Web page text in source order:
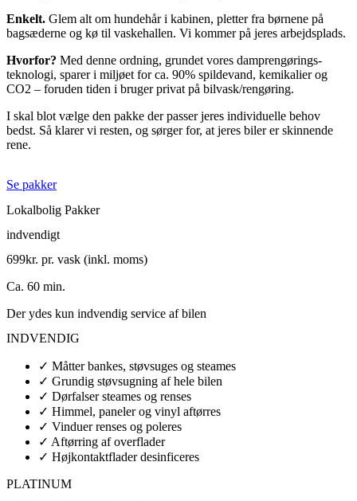
Enkelt. Glem alt om hundehår i kabinen, pletter fra børnene på
bagsæderne og kø til vaskehallen. Vi kommer på jeres arbejdsplads.
Hvorfor? Med denne ordning, grundet vores damprengørings-
teknologi, sparer i miljøet for ca. 90% spildevand, kemikalier og
CO2 – foruden tiden i bruger privat på bilvask/rengøring.
I skal blot vælge den pakke der passer jeres individuelle behov
bedst. Så klarer vi resten, og sørger for, at jeres biler er skinnende
rene.
Se pakker
Lokalbolig Pakker
indvendigt
699kr. pr. vask (inkl. moms)
Ca. 60 min.
Der ydes kun indvendig service af bilen
INDVENDIG
✓ Måtter bankes, støvsuges og steames
✓ Grundig støvsugning af hele bilen
✓ Dørfalser steames og renses
✓ Himmel, paneler og vinyl aftørres
✓ Vinduer renses og poleres
✓ Aftørring af overflader
✓ Højkontaktflader desinficeres
PLATINUM